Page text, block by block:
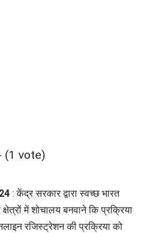
(1 vote)
: केंद्र सरकार द्वारा स्वच्छ भारत
में शोचालय बनवाने कि प्रक्रिया
रजिस्ट्रेशन की प्रक्रिया को